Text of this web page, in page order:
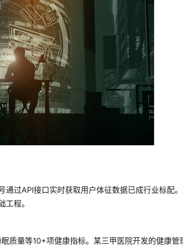
通过API接口实时获取用户体征数据已成行业标配
工程。
质量等10+项健康指标。某三甲医院开发的健康管